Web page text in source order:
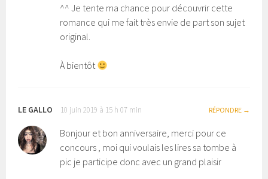
^^ Je tente ma chance pour découvrir cette
romance qui me fait très envie de part son sujet
original.
À bientôt
LE GALLO 10 juin 2019 à 15 h 07 min RÉPONDRE
Bonjour et bon anniversaire, merci pour ce
concours , moi qui voulais les lires sa tombe à
pic je participe donc avec un grand plaisir